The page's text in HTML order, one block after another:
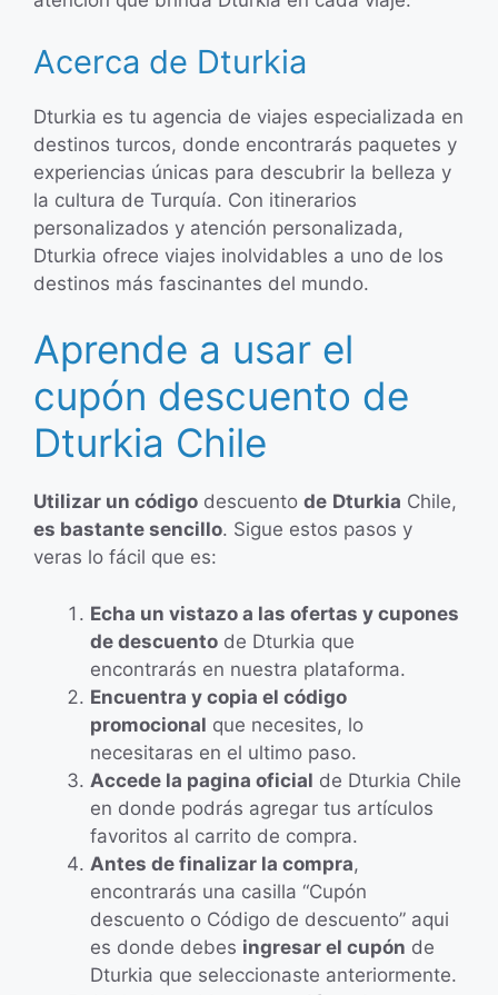
Acerca de Dturkia
Dturkia es tu agencia de viajes especializada en
destinos turcos, donde encontrarás paquetes y
experiencias únicas para descubrir la belleza y
la cultura de Turquía. Con itinerarios
personalizados y atención personalizada,
Dturkia ofrece viajes inolvidables a uno de los
destinos más fascinantes del mundo.
Aprende a usar el
cupón descuento de
Dturkia Chile
Utilizar un código descuento de Dturkia Chile,
es bastante sencillo. Sigue estos pasos y
veras lo fácil que es:
Echa un vistazo a las ofertas y cupones
de descuento de Dturkia que
encontrarás en nuestra plataforma.
Encuentra y copia el código
promocional que necesites, lo
necesitaras en el ultimo paso.
Accede la pagina oficial de Dturkia Chile
en donde podrás agregar tus artículos
favoritos al carrito de compra.
Antes de finalizar la compra,
encontrarás una casilla “Cupón
descuento o Código de descuento” aqui
es donde debes ingresar el cupón de
Dturkia que seleccionaste anteriormente.